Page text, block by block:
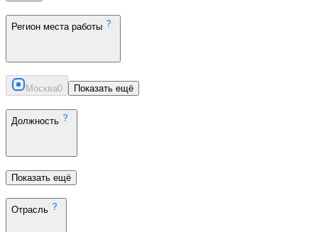
Регион места работы
Москва0 Показать ещё
Должность
Показать ещё
Отрасль